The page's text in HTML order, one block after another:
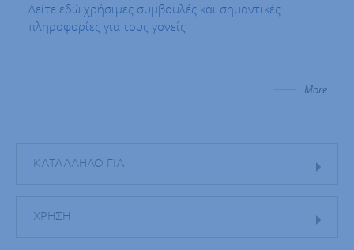
Δείτε εδώ χρήσιμες συμβουλές και σημαντικές
πληροφορίες για τους γονείς
More
ΚΑΤΑΛΛΗΛΟ ΓΙΑ
ΧΡΗΣΗ